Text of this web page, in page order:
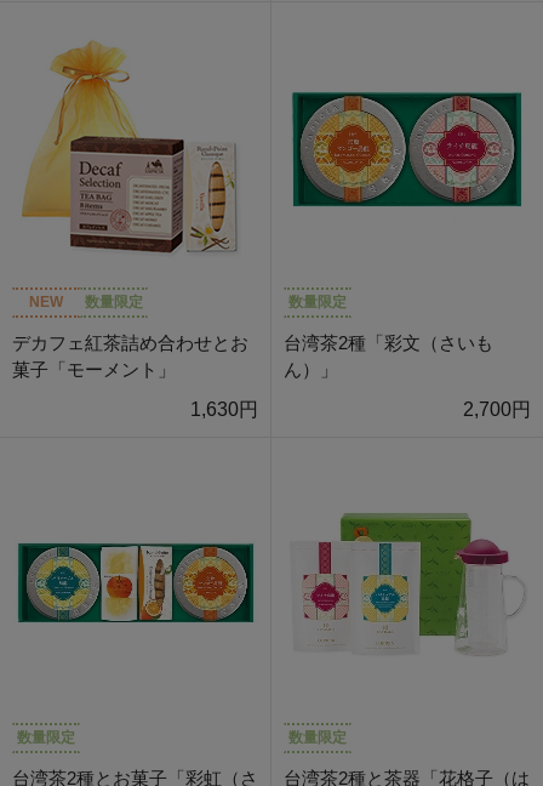
NEW 数量限定
デカフェ紅茶詰め合わせとお
菓子「モーメント」
1,630円
数量限定
台湾茶2種「彩文（さいも
ん）」
2,700円
数量限定
台湾茶2種とお菓子「彩虹（さ
数量限定
台湾茶2種と茶器「花格子（は